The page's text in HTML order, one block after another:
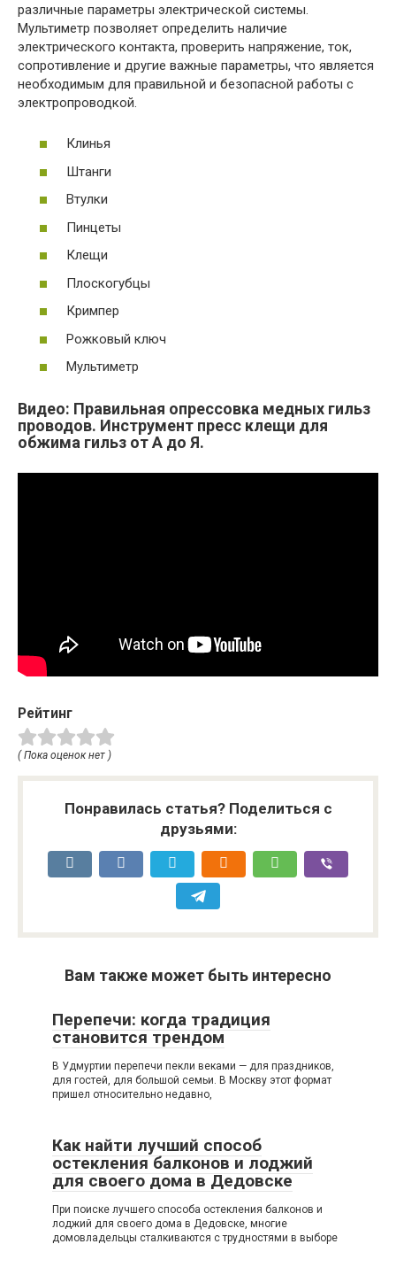
различные параметры электрической системы.
Мультиметр позволяет определить наличие
электрического контакта, проверить напряжение, ток,
сопротивление и другие важные параметры, что является
необходимым для правильной и безопасной работы с
электропроводкой.
Клинья
Штанги
Втулки
Пинцеты
Клещи
Плоскогубцы
Кримпер
Рожковый ключ
Мультиметр
Видео: Правильная опрессовка медных гильз
проводов. Инструмент пресс клещи для
обжима гильз от А до Я.
Рейтинг
( Пока оценок нет )
Понравилась статья? Поделиться с
друзьями:
Вам также может быть интересно
Перепечи: когда традиция
становится трендом
В Удмуртии перепечи пекли веками — для праздников,
для гостей, для большой семьи. В Москву этот формат
пришел относительно недавно,
Как найти лучший способ
остекления балконов и лоджий
для своего дома в Дедовске
При поиске лучшего способа остекления балконов и
лоджий для своего дома в Дедовске, многие
домовладельцы сталкиваются с трудностями в выборе